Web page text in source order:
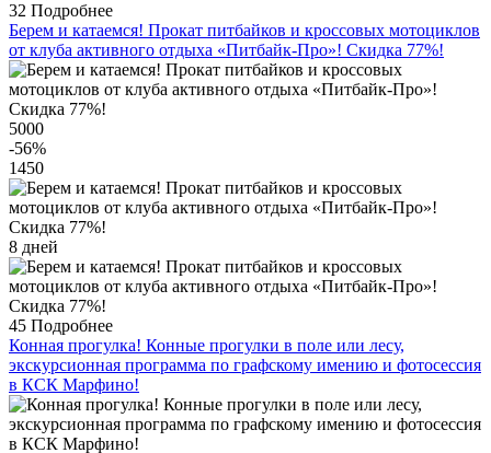
32 Подробнее
Берем и катаемся! Прокат питбайков и кроссовых мотоциклов
от клуба активного отдыха «Питбайк-Про»! Скидка 77%!
5000
-56%
1450
8 дней
45 Подробнее
Конная прогулка! Конные прогулки в поле или лесу,
экскурсионная программа по графскому имению и фотосессия
в КСК Марфино!